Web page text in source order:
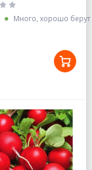
Много, хорошо берут